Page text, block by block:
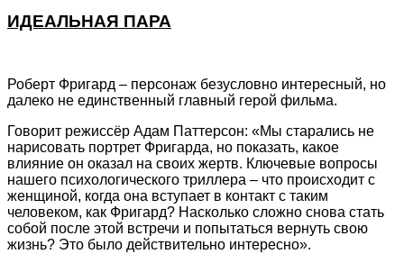
ИДЕАЛЬНАЯ ПАРА
Роберт Фригард – персонаж безусловно интересный, но
далеко не единственный главный герой фильма.
Говорит режиссёр Адам Паттерсон: «Мы старались не
нарисовать портрет Фригарда, но показать, какое
влияние он оказал на своих жертв. Ключевые вопросы
нашего психологического триллера – что происходит с
женщиной, когда она вступает в контакт с таким
человеком, как Фригард? Насколько сложно снова стать
собой после этой встречи и попытаться вернуть свою
жизнь? Это было действительно интересно».